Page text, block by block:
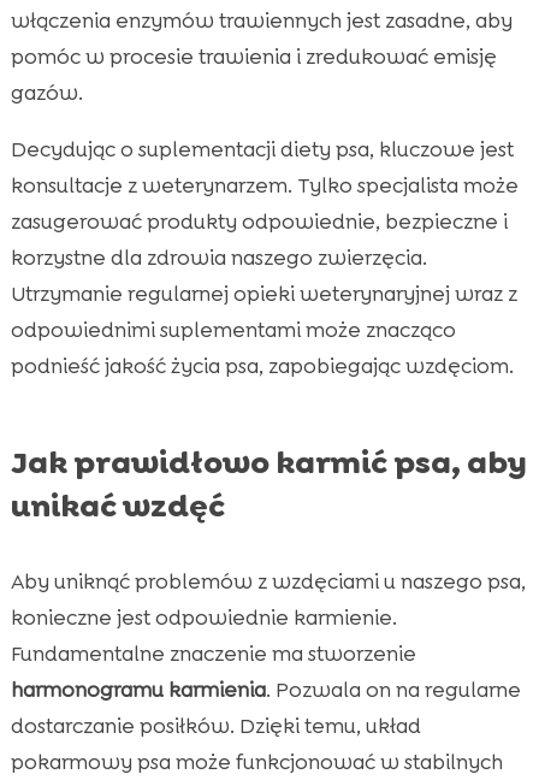
włączenia enzymów trawiennych jest zasadne, aby
pomóc w procesie trawienia i zredukować emisję
gazów.
Decydując o suplementacji diety psa, kluczowe jest
konsultacje z weterynarzem. Tylko specjalista może
zasugerować produkty odpowiednie, bezpieczne i
korzystne dla zdrowia naszego zwierzęcia.
Utrzymanie regularnej opieki weterynaryjnej wraz z
odpowiednimi suplementami może znacząco
podnieść jakość życia psa, zapobiegając wzdęciom.
Jak prawidłowo karmić psa, aby
unikać wzdęć
Aby uniknąć problemów z wzdęciami u naszego psa,
konieczne jest odpowiednie karmienie.
Fundamentalne znaczenie ma stworzenie
harmonogramu karmienia. Pozwala on na regularne
dostarczanie posiłków. Dzięki temu, układ
pokarmowy psa może funkcjonować w stabilnych